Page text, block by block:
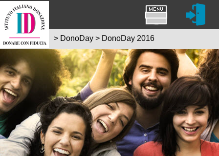
> DonoDay > DonoDay 2016